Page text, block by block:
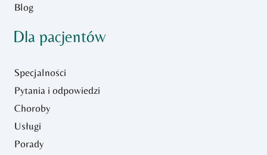
Blog
Dla pacjentów
Specjalności
Pytania i odpowiedzi
Choroby
Usługi
Porady